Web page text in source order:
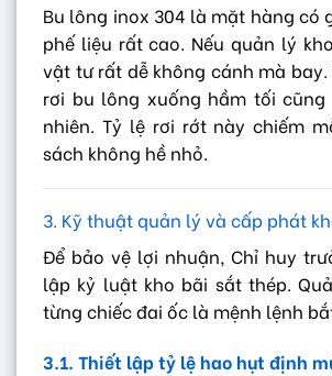
Bu lông inox 304 là mặt hàng có
phế liệu rất cao. Nếu quản lý
vật tư rất dễ không cánh mà bay.
rơi bu lông xuống hầm tối
nhiên. Tỷ lệ rơi rớt này chiếm
sách không hề nhỏ.
3. Kỹ thuật quản lý và cấp phát
Để bảo vệ lợi nhuận, Chỉ huy
lập kỷ luật kho bãi sắt thép.
từng chiếc đai ốc là mệnh lệnh
3.1. Thiết lập tỷ lệ hao hụt định